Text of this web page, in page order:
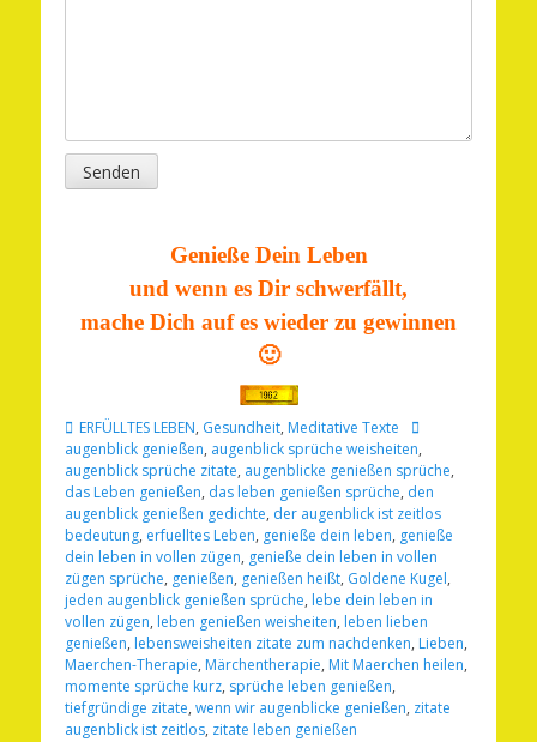
Senden
Genieße Dein Leben
und wenn es Dir schwerfällt,
mache Dich auf es wieder zu gewinnen
🙂
Kategorien
ERFÜLLTES LEBEN, Gesundheit, Meditative Texte
Schlagworte
augenblick genießen, augenblick sprüche weisheiten,
augenblick sprüche zitate, augenblicke genießen sprüche,
das Leben genießen, das leben genießen sprüche, den
augenblick genießen gedichte, der augenblick ist zeitlos
bedeutung, erfuelltes Leben, genieße dein leben, genieße
dein leben in vollen zügen, genieße dein leben in vollen
zügen sprüche, genießen, genießen heißt, Goldene Kugel,
jeden augenblick genießen sprüche, lebe dein leben in
vollen zügen, leben genießen weisheiten, leben lieben
genießen, lebensweisheiten zitate zum nachdenken, Lieben,
Maerchen-Therapie, Märchentherapie, Mit Maerchen heilen,
momente sprüche kurz, sprüche leben genießen,
tiefgründige zitate, wenn wir augenblicke genießen, zitate
augenblick ist zeitlos, zitate leben genießen